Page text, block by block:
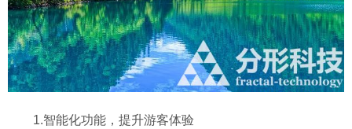
1.智能化功能，提升游客体验